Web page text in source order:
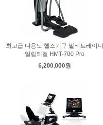
최고급 다용도 헬스기구 멀티트레이너
일립티컬 HMT-700 Pro
6,200,000원